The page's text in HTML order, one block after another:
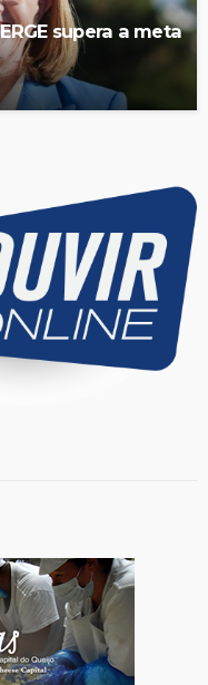
supera a meta